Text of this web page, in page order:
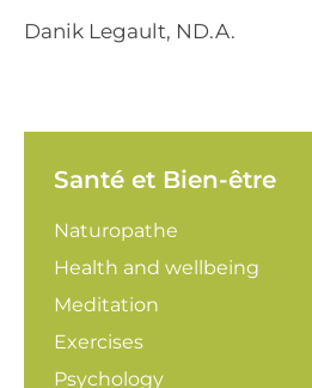
Danik Legault, ND.A.
Santé et Bien-être
Naturopathe
Health and wellbeing
Meditation
Exercises
Psychology